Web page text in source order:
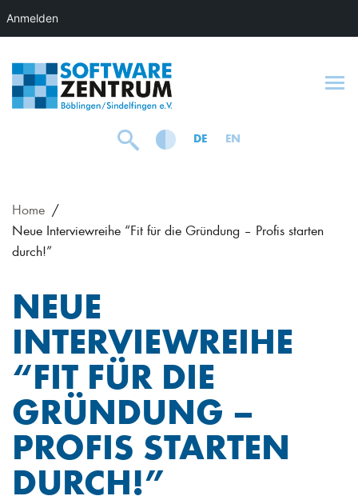
DE EN
Home
Neue Interviewreihe “Fit für die Gründung – Profis starten
durch!”
NEUE
INTERVIEWREIHE
“FIT FÜR DIE
GRÜNDUNG –
PROFIS STARTEN
DURCH!”
Anmelden